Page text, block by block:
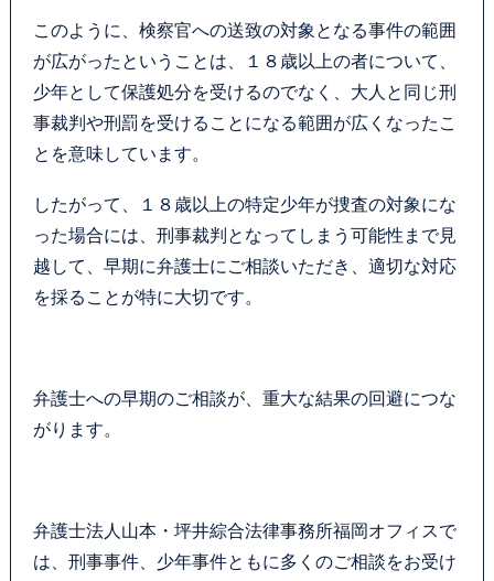
このように、検察官への送致の対象となる事件の範囲
が広がったということは、１８歳以上の者について、
少年として保護処分を受けるのでなく、大人と同じ刑
事裁判や刑罰を受けることになる範囲が広くなったこ
とを意味しています。
したがって、１８歳以上の特定少年が捜査の対象にな
った場合には、刑事裁判となってしまう可能性まで見
越して、早期に弁護士にご相談いただき、適切な対応
を採ることが特に大切です。
弁護士への早期のご相談が、重大な結果の回避につな
がります。
弁護士法人山本・坪井綜合法律事務所福岡オフィスで
は、刑事事件、少年事件ともに多くのご相談をお受け